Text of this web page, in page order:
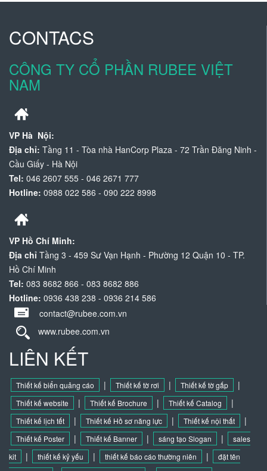
CONTACS
CÔNG TY CỔ PHẦN RUBEE VIỆT
NAM
VP Hà Nội:
Địa chỉ: Tầng 11 - Tòa nhà HanCorp Plaza - 72 Trần Đăng Ninh -
Cầu Giấy - Hà Nội
Tel: 046 2607 555 - 046 2671 777
Hotline: 0988 022 586 - 090 222 8998
VP Hồ Chí Minh:
Địa chỉ Tầng 3 - 459 Sư Vạn Hạnh - Phường 12 Quận 10 - TP.
Hồ Chí Minh
Tel: 083 8682 866 - 083 8682 886
Hotline: 0936 438 238 - 0936 214 586
contact@rubee.com.vn
www.rubee.com.vn
LIÊN KẾT
Thiết kế biển quảng cáo | Thiết kế tờ rơi | Thiết kế tờ gấp |
Thiết kế website | Thiết kế Brochure | Thiết kế Catalog |
Thiết kế lịch tết | Thiết kế Hồ sơ năng lực | Thiết kế nội thất |
Thiết kế Poster | Thiết kế Banner | sáng tạo Slogan |
sales
kit
| thiết kế kỷ yếu | thiết kế báo cáo thường niên |
đặt tên